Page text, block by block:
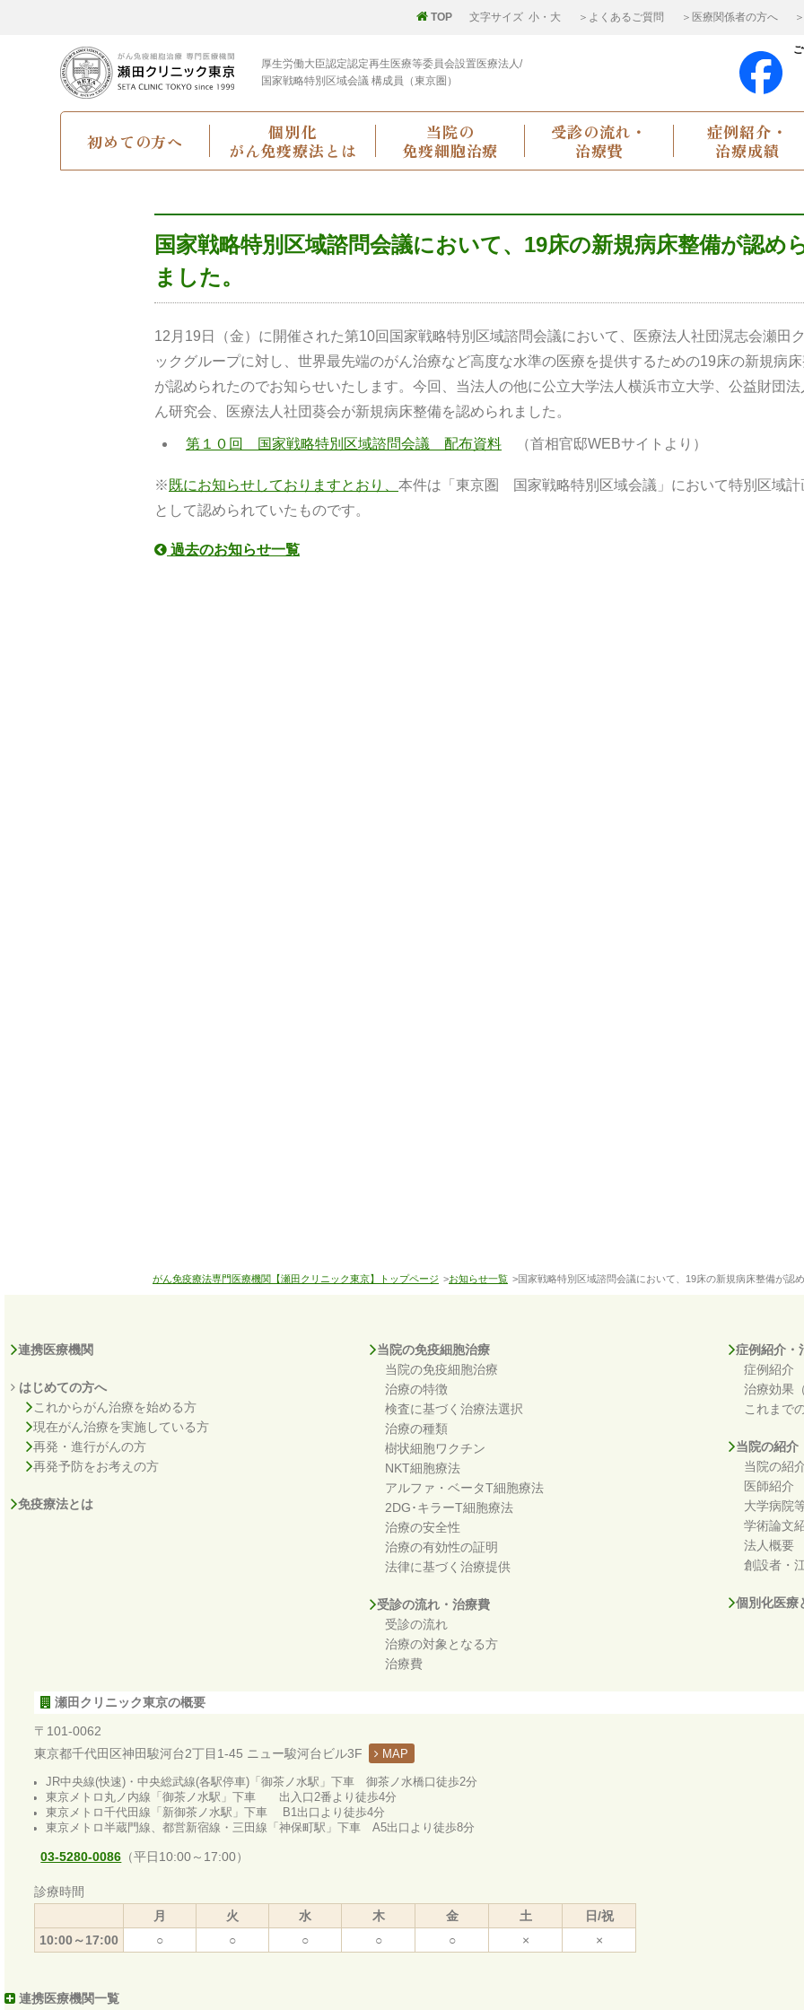
TOP 文字サイズ 小 ・ 大 ＞よくあるご質問 ＞医療関係者の方へ
厚生労働大臣認定認定再生医療等委員会設置医療法人/
国家戦略特別区域会議 構成員（東京圏）
初めての方へ
個別化
がん免疫療法とは
当院の
免疫細胞治療
受診の流れ・
治療費
症例紹介・
治療成績
国家戦略特別区域諮問会議において、19床の新規病床整備が認め
ました。
12月19日（金）に開催された第10回国家戦略特別区域諮問会議において、医療法人社団滉志会瀬田
ックグループに対し、世界最先端のがん治療など高度な水準の医療を提供するための19床の新規病
が認められたのでお知らせいたします。今回、当法人の他に公立大学法人横浜市立大学、公益財団法
ん研究会、医療法人社団葵会が新規病床整備を認められました。
第１０回 国家戦略特別区域諮問会議 配布資料 （首相官邸WEBサイトより）
※ 既にお知らせしておりますとおり、 本件は「東京圏 国家戦略特別区域会議」において特別区域計
として認められていたものです。
過去のお知らせ一覧
がん免疫療法専門医療機関【瀬田クリニック東京】トップページ >お知らせ一覧 >国家戦略特別区域諮問会議において、19床の新規病床整備が認
連携医療機関
はじめての方へ
これからがん治療を始める方
現在がん治療を実施している方
再発・進行がんの方
再発予防をお考えの方
免疫療法とは
当院の免疫細胞治療
当院の免疫細胞治療
治療の特徴
検査に基づく治療法選択
治療の種類
樹状細胞ワクチン
NKT細胞療法
アルファ・ベータT細胞療法
2DG･キラーT細胞療法
治療の安全性
治療の有効性の証明
法律に基づく治療提供
受診の流れ・治療費
受診の流れ
治療の対象となる方
治療費
症例紹介・
症例紹介
治療効果
これまで
当院の紹介
当院の紹
医師紹介
大学病院
学術論文
法人概要
創設者・
個別化医療
瀬田クリニック東京の概要
〒101-0062
東京都千代田区神田駿河台2丁目1-45 ニュー駿河台ビル3F
MAP
JR中央線(快速)・中央総武線(各駅停車)「御茶ノ水駅」下車 御茶ノ水橋口徒歩2分
東京メトロ丸ノ内線「御茶ノ水駅」下車 出入口2番より徒歩4分
東京メトロ千代田線「新御茶ノ水駅」下車 B1出口より徒歩4分
東京メトロ半蔵門線、都営新宿線・三田線「神保町駅」下車 A5出口より徒歩8分
03-5280-0086 （平日10:00～17:00）
診療時間
月
火 水 木 金 土
日/祝
10:00～17:00
○ ○ ○ ○ ○ × ×
連携医療機関一覧